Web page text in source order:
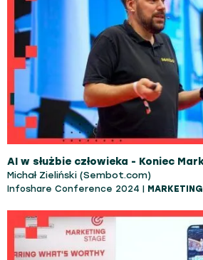
Michał Zieliński (Sembot.com)
Infoshare Conference 2024 | MARKETING